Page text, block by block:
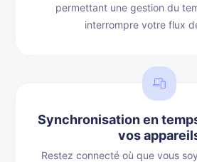
permettant une gestion du
interrompre votre flux
Synchronisation en
vos
Restez connecté où que vous